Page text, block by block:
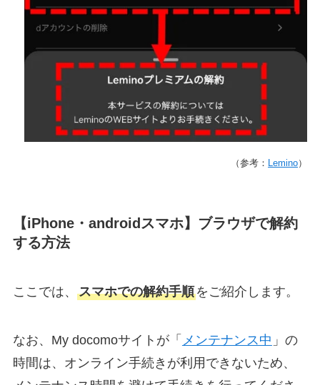
（参考： Lemino）
【iPhone・androidスマホ】ブラウザで解約
する方法
ここでは、 スマホでの解約手順をご紹介します。
なお、My docomoサイトが「 メンテナンス中 」の
時間は、オンライン手続きが利用できないため、